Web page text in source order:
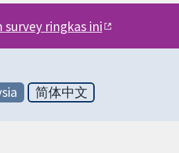
ringkas ini
简体中文